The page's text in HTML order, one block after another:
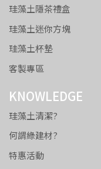
珪藻土隱茶禮盒
珪藻土迷你方塊
珪藻土杯墊
客製專區
KNOWLEDGE
珪藻土清潔?
何謂綠建材?
特惠活動